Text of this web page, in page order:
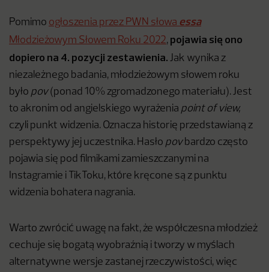
Pomimo ogłoszenia przez PWN słowa essa
Młodzieżowym Słowem Roku 2022, pojawia się ono
dopiero na 4. pozycji zestawienia. Jak wynika z
niezależnego badania, młodzieżowym słowem roku
było pov(ponad 10% zgromadzonego materiału). Jest
to akronim od angielskiego wyrażenia point of view,
czyli punkt widzenia. Oznacza historię przedstawianą z
perspektywy jej uczestnika. Hasło pov bardzo często
pojawia się pod filmikami zamieszczanymi na
Instagramie i TikToku, które kręcone są z punktu
widzenia bohatera nagrania.
Warto zwrócić uwagę na fakt, że współczesna młodzież
cechuje się bogatą wyobraźnią i tworzy w myślach
alternatywne wersje zastanej rzeczywistości, więc